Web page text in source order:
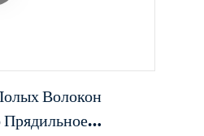
Волокон